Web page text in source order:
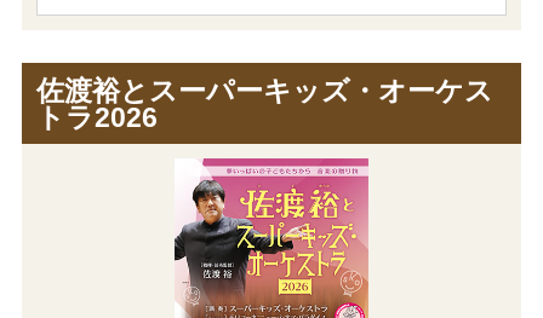
佐渡裕とスーパーキッズ・オーケス
トラ2026